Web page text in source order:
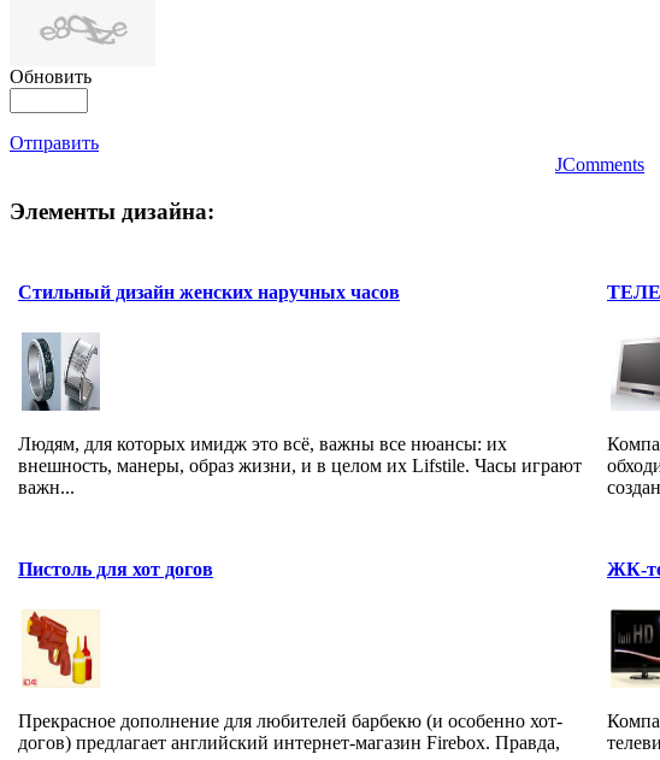
Обновить
Отправить
JComments
Элементы дизайна:
Стильный дизайн женских наручных часов
Людям, для которых имидж это всё, важны все нюансы: их
внешность, манеры, образ жизни, и в целом их Lifstile. Часы играют
важн...
Пистоль для хот догов
Прекрасное дополнение для любителей барбекю (и особенно хот-
догов) предлагает английский интернет-магазин Firebox. Правда,
ЖК-